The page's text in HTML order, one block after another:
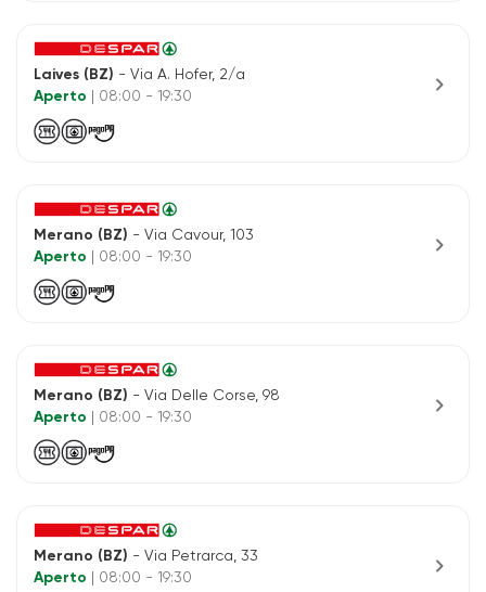
Laives (BZ) - Via A. Hofer, 2/a
Aperto
| 08:00 - 19:30 chevron_right
Merano (BZ) - Via Cavour, 103
Aperto
| 08:00 - 19:30 chevron_right
Merano (BZ) - Via Delle Corse, 98
Aperto
| 08:00 - 19:30 chevron_right
Merano (BZ) - Via Petrarca, 33
Aperto
| 08:00 - 19:30 chevron_right